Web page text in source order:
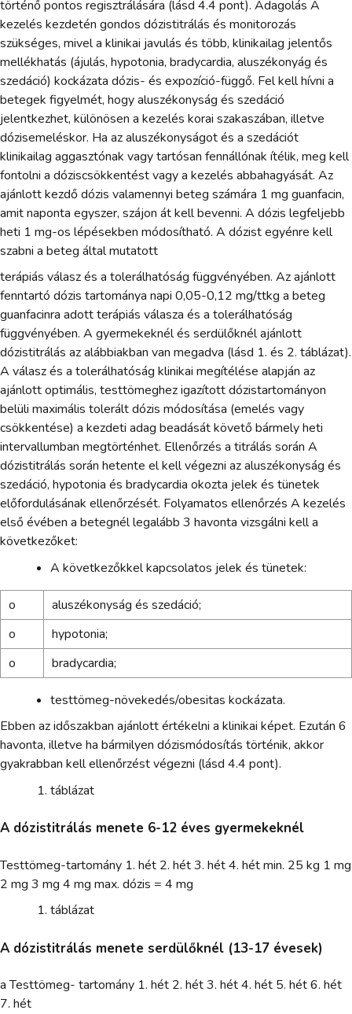
történő pontos regisztrálására (lásd 4.4 pont). Adagolás A
kezelés kezdetén gondos dózistitrálás és monitorozás
szükséges, mivel a klinikai javulás és több, klinikailag jelentős
mellékhatás (ájulás, hypotonia, bradycardia, aluszékonyág és
szedáció) kockázata dózis- és expozíció-függő. Fel kell hívni a
betegek figyelmét, hogy aluszékonyság és szedáció
jelentkezhet, különösen a kezelés korai szakaszában, illetve
dózisemeléskor. Ha az aluszékonyságot és a szedációt
klinikailag aggasztónak vagy tartósan fennállónak ítélik, meg kell
fontolni a dóziscsökkentést vagy a kezelés abbahagyását. Az
ajánlott kezdő dózis valamennyi beteg számára 1 mg guanfacin,
amit naponta egyszer, szájon át kell bevenni. A dózis legfeljebb
heti 1 mg-os lépésekben módosítható. A dózist egyénre kell
szabni a beteg által mutatott
terápiás válasz és a tolerálhatóság függvényében. Az ajánlott
fenntartó dózis tartománya napi 0,05-0,12 mg/ttkg a beteg
guanfacinra adott terápiás válasza és a tolerálhatóság
függvényében. A gyermekeknél és serdülőknél ajánlott
dózistitrálás az alábbiakban van megadva (lásd 1. és 2. táblázat).
A válasz és a tolerálhatóság klinikai megítélése alapján az
ajánlott optimális, testtömeghez igazított dózistartományon
belüli maximális tolerált dózis módosítása (emelés vagy
csökkentése) a kezdeti adag beadását követő bármely heti
intervallumban megtörténhet. Ellenőrzés a titrálás során A
dózistitrálás során hetente el kell végezni az aluszékonyság és
szedáció, hypotonia és bradycardia okozta jelek és tünetek
előfordulásának ellenőrzését. Folyamatos ellenőrzés A kezelés
első évében a betegnél legalább 3 havonta vizsgálni kell a
következőket:
A következőkkel kapcsolatos jelek és tünetek:
o
aluszékonyság és szedáció;
o
hypotonia;
o
bradycardia;
testtömeg-növekedés/obesitas kockázata.
Ebben az időszakban ajánlott értékelni a klinikai képet. Ezután 6
havonta, illetve ha bármilyen dózismódosítás történik, akkor
gyakrabban kell ellenőrzést végezni (lásd 4.4 pont).
táblázat
A dózistitrálás menete 6-12 éves gyermekeknél
Testtömeg-tartomány 1. hét 2. hét 3. hét 4. hét min. 25 kg 1 mg
2 mg 3 mg 4 mg max. dózis = 4 mg
táblázat
A dózistitrálás menete serdülőknél (13-17 évesek)
a Testtömeg- tartomány 1. hét 2. hét 3. hét 4. hét 5. hét 6. hét
7. hét